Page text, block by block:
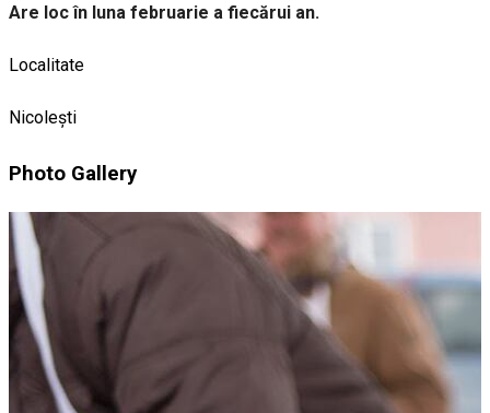
Are loc în luna februarie a fiecărui an.
Localitate
Nicolești
Photo Gallery